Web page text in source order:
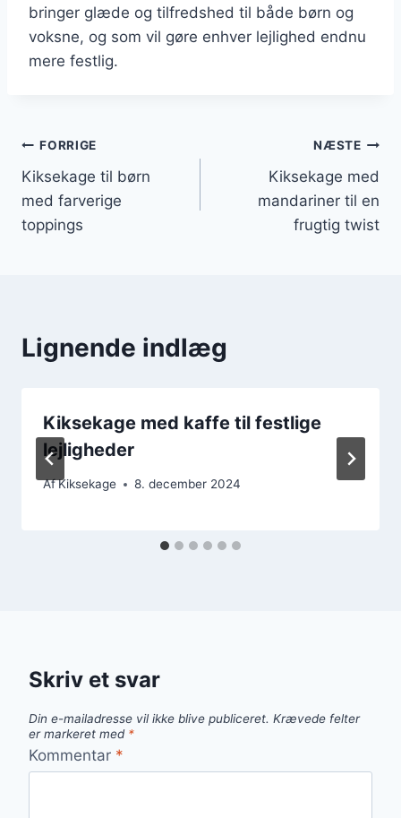
bringer glæde og tilfredshed til både børn og
voksne, og som vil gøre enhver lejlighed endnu
mere festlig.
Indlægsnavigation
FORRIGE
Kiksekage til børn
med farverige
toppings
NÆSTE
Kiksekage med
mandariner til en
frugtig twist
Lignende indlæg
Kiksekage med kaffe til festlige
lejligheder
AfKiksekage 8. december 2024
Skriv et svar
Din e-mailadresse vil ikke blive publiceret. Krævede felter
er markeret med *
Kommentar *